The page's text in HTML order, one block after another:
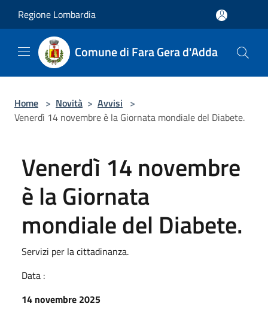
Regione Lombardia
Comune di Fara Gera d'Adda
Home > Novità > Avvisi >
Venerdì 14 novembre è la Giornata mondiale del Diabete.
Venerdì 14 novembre
è la Giornata
mondiale del Diabete.
Servizi per la cittadinanza.
Data :
14 novembre 2025